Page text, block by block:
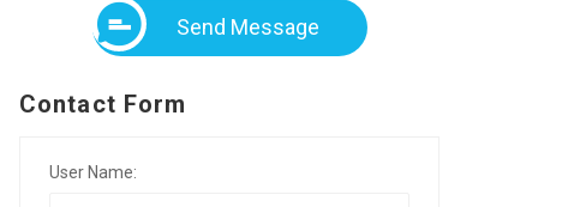
Send Message
Contact Form
User Name: